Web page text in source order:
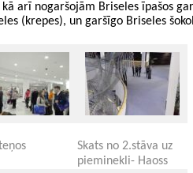
arī nogaršojām Briseles īpašos
(krepes), un garšīgo Briseles
Skats no 2.stāva uz
pieminekli- Haoss